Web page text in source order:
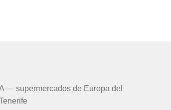
— supermercados de Europa del